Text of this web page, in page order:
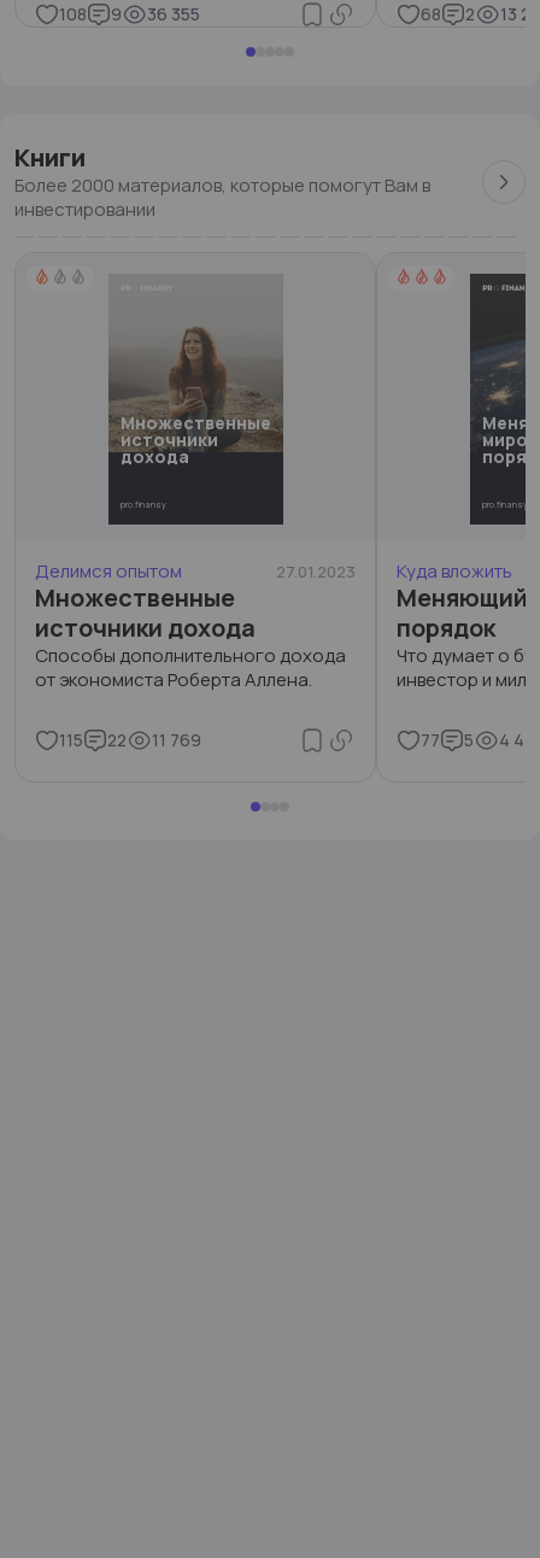
108 9 36 355 68 2 13
Книги
Более 2000 материалов, которые помогут Вам в
инвестировании
Множественные
источники
дохода
pro.finansy
Делимся опытом 27.01.2023
Множественные
источники дохода
Способы дополнительного дохода
от экономиста Роберта Аллена.
115 22 11 769
pro.finansy
Куда вложить
порядок
Что думает о
инвестор и
77 5 4